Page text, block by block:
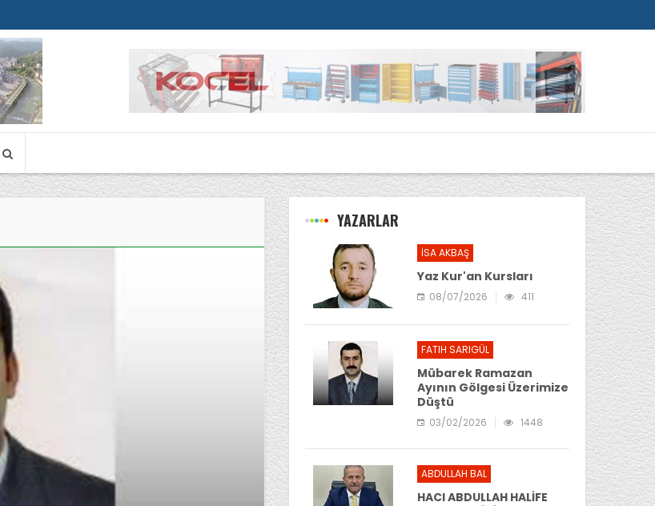
YAZARLAR
İSA AKBAŞ
Yaz Kur'an Kursları
08/07/2026 411
FATIH SARIGÜL
Mübarek Ramazan
Ayının Gölgesi Üzerimize
Düştü
03/02/2026 1448
ABDULLAH BAL
HACI ABDULLAH HALİFE